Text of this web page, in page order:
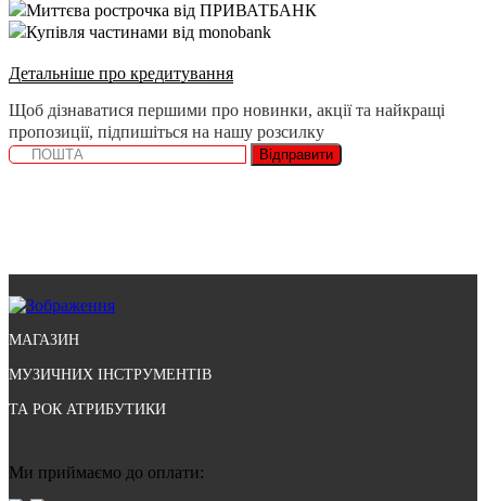
Миттєва рострочка від ПРИВАТБАНК
Купівля частинами від monobank
Детальніше про кредитування
Щоб дізнаватися першими про новинки, акції та найкращі
пропозиції, підпишіться на нашу розсилку
Відправити
МАГАЗИН
МУЗИЧНИХ ІНСТРУМЕНТІВ
ТА РОК АТРИБУТИКИ
Ми приймаємо до оплати: